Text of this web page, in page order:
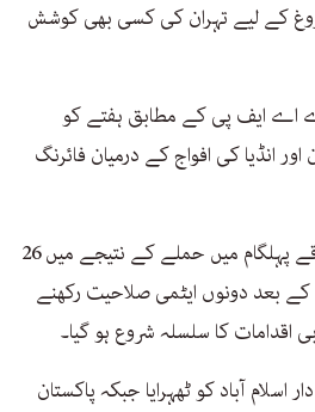
کے لیے تہران کی کسی بھی کوشش
اے ایف پی کے مطابق ہفتے کو
انڈیا کی افواج کے درمیان فائرنگ
22 اپریل کو کشمیر کے علاقے پہلگام میں حملے کے نتیجے میں 26
بعد دونوں ایٹمی صلاحیت رکھنے
اقدامات کا سلسلہ شروع ہو گیا۔
آباد کو ٹھہرایا جبکہ پاکستان